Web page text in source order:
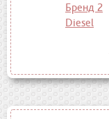
Бренд 2
Diesel